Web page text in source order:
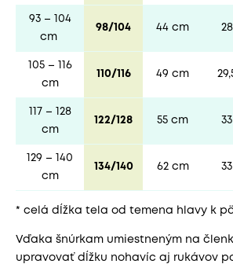
93 – 104
cm
98/104 44 cm
105 – 116
cm
110/116 49 cm
117 – 128
cm
122/128 55 cm
129 – 140
cm
134/140 62 cm
* celá dĺžka tela od temena hlavy k
Vďaka šnúrkam umiestneným na
upravovať dĺžku nohavíc aj rukávov